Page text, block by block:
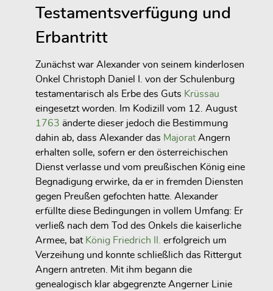
Testamentsverfügung und
Erbantritt
Zunächst war Alexander von seinem kinderlosen
Onkel Christoph Daniel I. von der Schulenburg
testamentarisch als Erbe des Guts Krüssau
eingesetzt worden. Im Kodizill vom 12. August
1763 änderte dieser jedoch die Bestimmung
dahin ab, dass Alexander das MajoratAngern
erhalten solle, sofern er den österreichischen
Dienst verlasse und vom preußischen König eine
Begnadigung erwirke, da er in fremden Diensten
gegen Preußen gefochten hatte. Alexander
erfüllte diese Bedingungen in vollem Umfang: Er
verließ nach dem Tod des Onkels die kaiserliche
Armee, bat König Friedrich II.
erfolgreich um
Verzeihung und konnte schließlich das Rittergut
Angern antreten. Mit ihm begann die
genealogisch klar abgegrenzte Angerner Linie